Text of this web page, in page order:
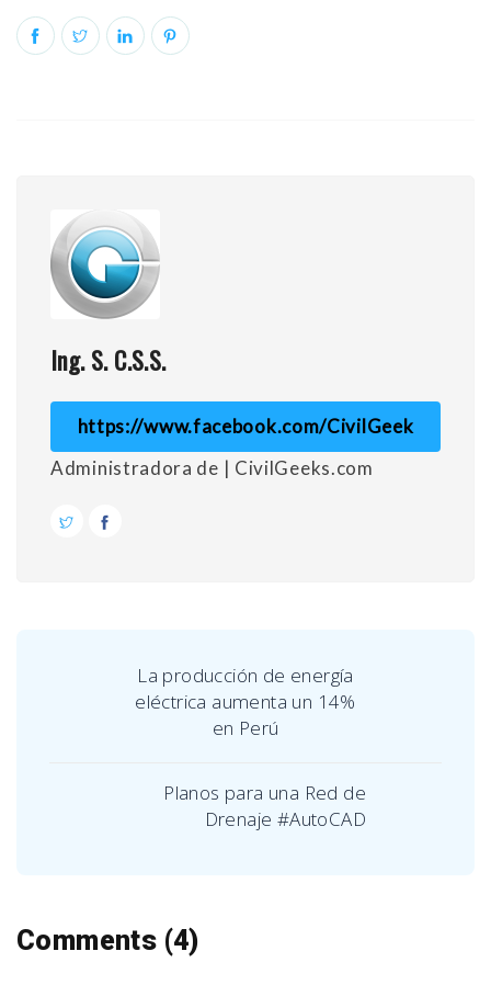
Ing. S. C.S.S.
https://www.facebook.com/CivilGeek
Administradora de | CivilGeeks.com
La producción de energía
eléctrica aumenta un 14%
en Perú
Planos para una Red de
Drenaje #AutoCAD
Comments (4)